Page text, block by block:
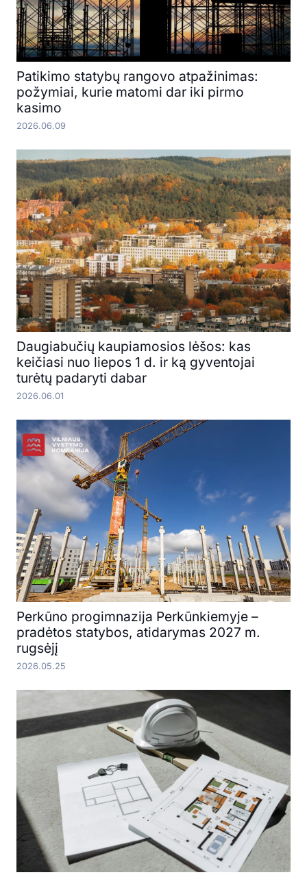
Patikimo statybų rangovo atpažinimas:
požymiai, kurie matomi dar iki pirmo
kasimo
2026.06.09
Daugiabučių kaupiamosios lėšos: kas
keičiasi nuo liepos 1 d. ir ką gyventojai
turėtų padaryti dabar
2026.06.01
Perkūno progimnazija Perkūnkiemyje –
pradėtos statybos, atidarymas 2027 m.
rugsėjį
2026.05.25